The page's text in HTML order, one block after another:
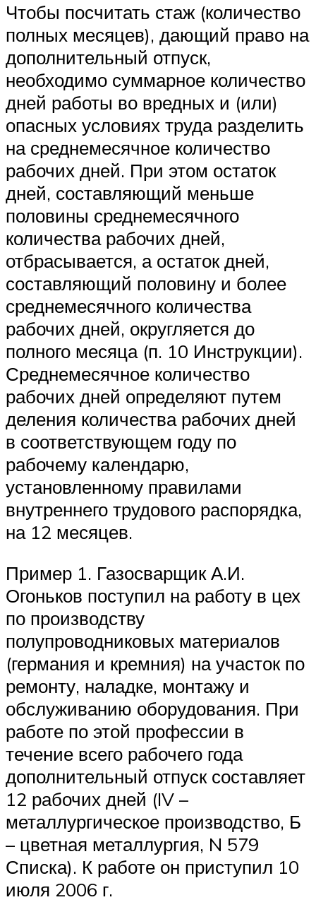
Чтобы посчитать стаж (количество
полных месяцев), дающий право на
дополнительный отпуск,
необходимо суммарное количество
дней работы во вредных и (или)
опасных условиях труда разделить
на среднемесячное количество
рабочих дней. При этом остаток
дней, составляющий меньше
половины среднемесячного
количества рабочих дней,
отбрасывается, а остаток дней,
составляющий половину и более
среднемесячного количества
рабочих дней, округляется до
полного месяца (п. 10 Инструкции).
Среднемесячное количество
рабочих дней определяют путем
деления количества рабочих дней
в соответствующем году по
рабочему календарю,
установленному правилами
внутреннего трудового распорядка,
на 12 месяцев.
Пример 1. Газосварщик А.И.
Огоньков поступил на работу в цех
по производству
полупроводниковых материалов
(германия и кремния) на участок по
ремонту, наладке, монтажу и
обслуживанию оборудования. При
работе по этой профессии в
течение всего рабочего года
дополнительный отпуск составляет
12 рабочих дней (IV –
металлургическое производство, Б
– цветная металлургия, N 579
Списка). К работе он приступил 10
июля 2006 г.